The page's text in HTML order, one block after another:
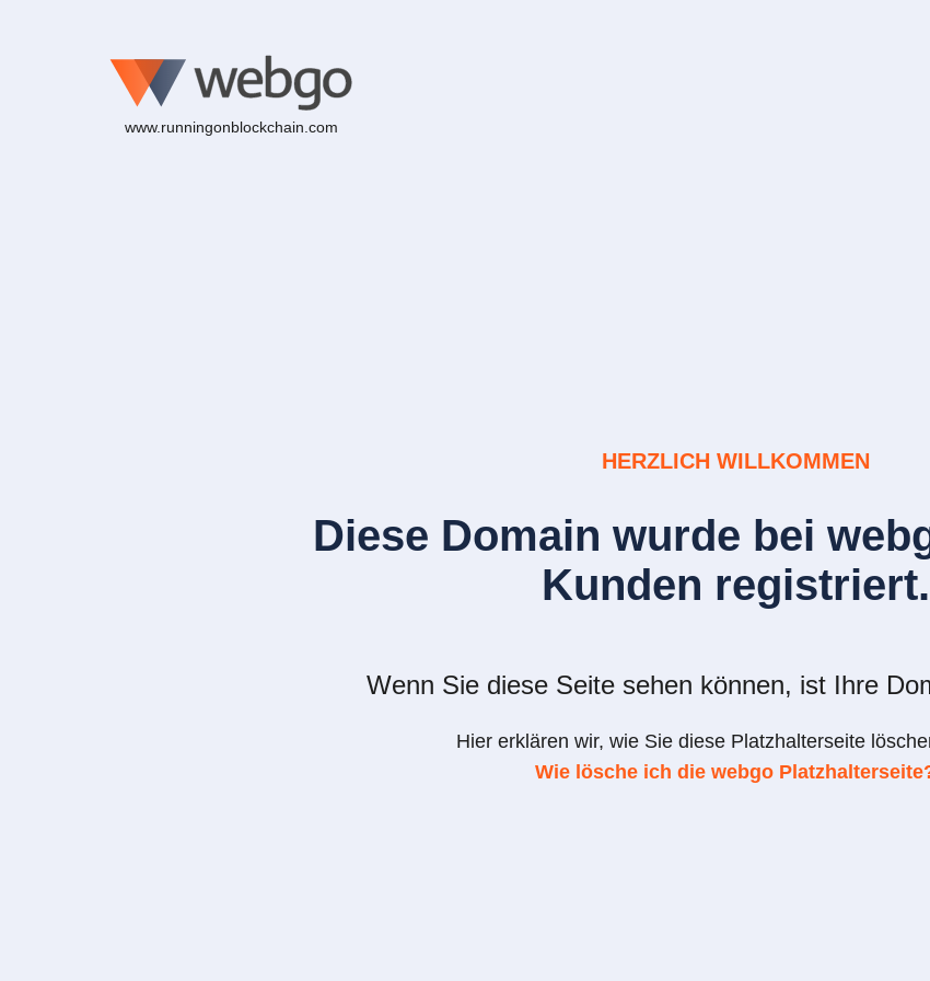
www.runningonblockchain.com
HERZLICH WILLKOMMEN
Diese Domain wurde bei
Kunden registriert.
Wenn Sie diese Seite sehen können, ist Ihre
Hier erklären wir, wie Sie diese Platzhalterseite
Wie lösche ich die webgo